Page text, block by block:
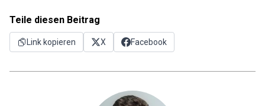
Teile diesen Beitrag
Link kopieren X Facebook